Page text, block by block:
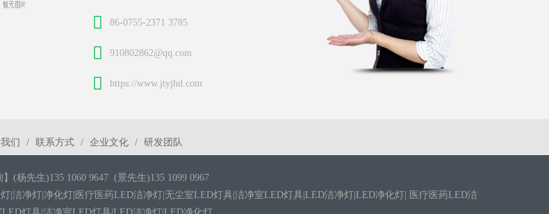
86-0755-2371 3785
910802862@qq.com
https://www.jtyjhd.com
们 联系方式 企业文化 研发团队
】(杨先生)135 1060 9647 (景先生)135 1099 0967
|洁净灯|净化灯|医疗医药LED洁净灯|无尘室LED灯具|洁净室LED灯具|LED洁净灯|LED净化灯| 医疗医药LED洁